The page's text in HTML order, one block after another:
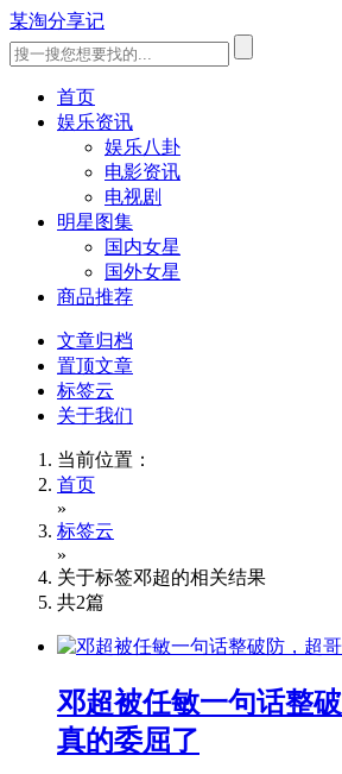
某淘分享记
首页
娱乐资讯
娱乐八卦
电影资讯
电视剧
明星图集
国内女星
国外女星
商品推荐
文章归档
置顶文章
标签云
关于我们
当前位置：
首页
»
标签云
»
关于标签邓超的相关结果
共2篇
邓超被任敏一句话整
真的委屈了